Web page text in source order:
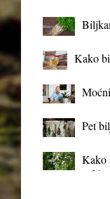
Kako
Pet
Kako